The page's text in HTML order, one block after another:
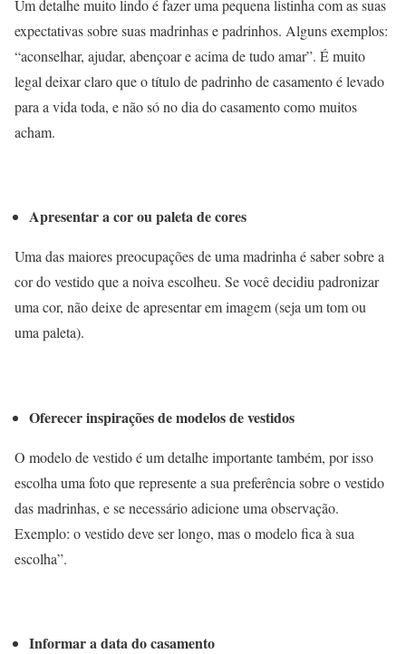
Um detalhe muito lindo é fazer uma pequena listinha com as suas
expectativas sobre suas madrinhas e padrinhos. Alguns exemplos:
“aconselhar, ajudar, abençoar e acima de tudo amar”. É muito
legal deixar claro que o título de padrinho de casamento é levado
para a vida toda, e não só no dia do casamento como muitos
acham.
Apresentar a cor ou paleta de cores
Uma das maiores preocupações de uma madrinha é saber sobre a
cor do vestido que a noiva escolheu. Se você decidiu padronizar
uma cor, não deixe de apresentar em imagem (seja um tom ou
uma paleta).
Oferecer inspirações de modelos de vestidos
O modelo de vestido é um detalhe importante também, por isso
escolha uma foto que represente a sua preferência sobre o vestido
das madrinhas, e se necessário adicione uma observação.
Exemplo: o vestido deve ser longo, mas o modelo fica à sua
escolha”.
Informar a data do casamento